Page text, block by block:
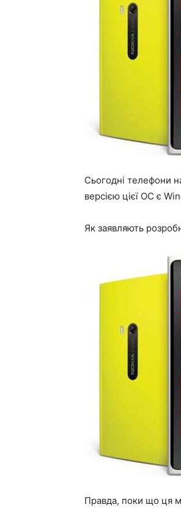
Сьогодні телефони
версією цієї ОС є
Як заявляють
Правда, поки що ця